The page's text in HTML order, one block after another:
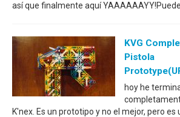
así que finalmente aquí
KVG
Pistola
hoy he
K'nex. Es un prototipo y no el mejor, pero es